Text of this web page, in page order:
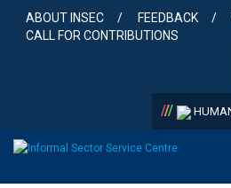
content
ABOUT INSEC FEEDBACK
CALL FOR CONTRIBUTIONS
///